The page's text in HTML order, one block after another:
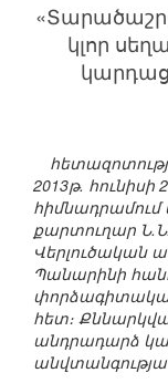
կլոր
2013թ.
քարտուղար
Վերլուծական
Պանարինի
հետ։
անդրադարձ